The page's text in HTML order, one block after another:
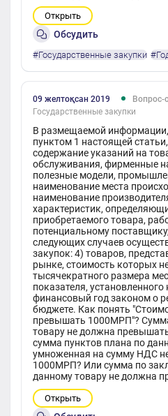
Открыть
Обсудить
#Государственные закупки
09 желтоқсан 2019
Вопрос-
Государственные закупки
В размещаемой
пунктом 1 настоящей
содержание указаний на
обслуживания, фирменные
полезные модели,
наименование места
наименование
характеристик,
приобретаемого товара,
потенциальному
следующих случаев
закупок: 4) товаров,
рынке, стоимость которых
тысячекратного размера
показателя,
финансовый год законом о
бюджете. Как понять
превышать 1000МРП"?
товару не должна
сумма пунктов плана по
умноженная на сумму НДС
1000МРП? Или сумма по
данному товару не должна
Открыть